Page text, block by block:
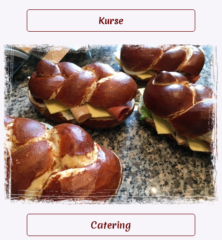
Kurse
Catering